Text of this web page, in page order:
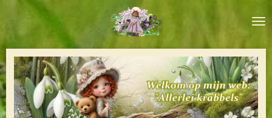
direct
naar
de
hoofdinhoud